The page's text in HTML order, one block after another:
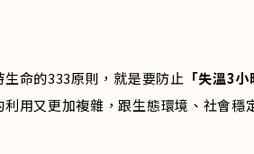
命的333原則，就是要防止 「失溫3
用又更加複雜，跟生態環境、社會穩